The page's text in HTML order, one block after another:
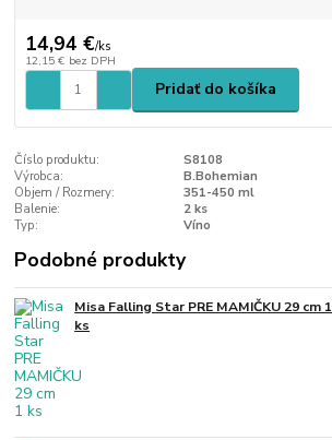
14,94 €/ks
12,15 € bez DPH
Pridať do košíka
Číslo produktu:
S8108
Výrobca:
B.Bohemian
Objem / Rozmery:
351-450 ml
Balenie:
2 ks
Typ:
Víno
Podobné produkty
Misa Falling Star PRE MAMIČKU 29 cm 1
ks